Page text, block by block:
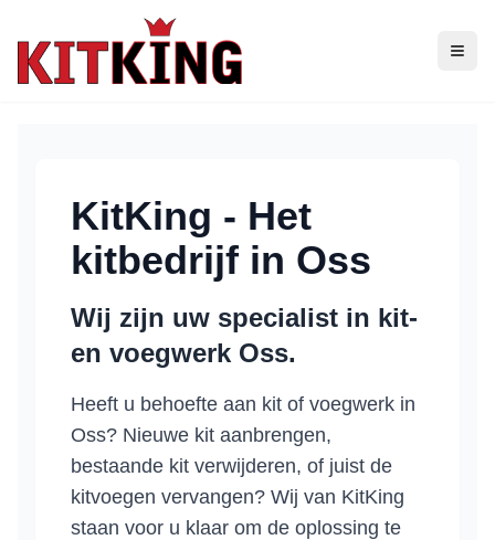
KitKing - Het
kitbedrijf in Oss
Wij zijn uw specialist in kit-
en voegwerk Oss.
Heeft u behoefte aan kit of voegwerk in
Oss? Nieuwe kit aanbrengen,
bestaande kit verwijderen, of juist de
kitvoegen vervangen? Wij van KitKing
staan voor u klaar om de oplossing te